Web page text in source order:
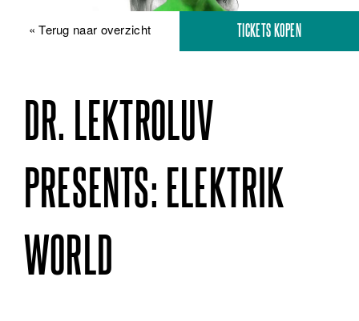
« Terug naar overzicht TICKETS KOPEN
DR. LEKTROLUV
PRESENTS: ELEKTRIK
WORLD